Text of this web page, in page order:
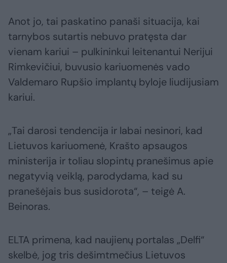
Anot jo, tai paskatino panaši situacija, kai
tarnybos sutartis nebuvo pratęsta dar
vienam kariui – pulkininkui leitenantui Nerijui
Rimkevičiui, buvusio kariuomenės vado
Valdemaro Rupšio implantų byloje liudijusiam
kariui.
„Tai darosi tendencija ir labai nesinori, kad
Lietuvos kariuomenė, Krašto apsaugos
ministerija ir toliau slopintų pranešimus apie
negatyvią veiklą, parodydama, kad su
pranešėjais bus susidorota“, – teigė A.
Beinoras.
ELTA primena, kad naujienų portalas „Delfi“
skelbė, jog tris dešimtmečius Lietuvos